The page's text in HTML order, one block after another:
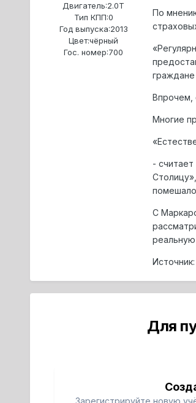
Двигатель:2.0T
Тип КПП:0
Год выпуска:2013
Цвет:чёрный
Гос. номер:700
По
Впрочем,
Многие
-
помешало
С
реальную
Для